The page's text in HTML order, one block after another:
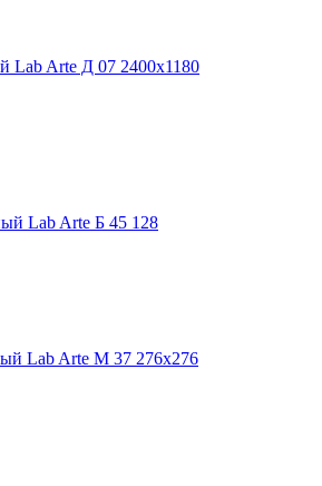
Lab Arte Д 07 2400х1180
Lab Arte Б 45 128
Lab Arte М 37 276х276